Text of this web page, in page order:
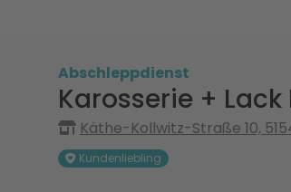
Abschleppdienst
Karosserie +
Käthe-Kollwitz-Straße 10,
Kundenliebling